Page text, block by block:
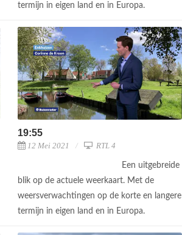
termijn in eigen land en in Europa.
19:55
12 Mei 2021 RTL 4
Een uitgebreide
blik op de actuele weerkaart. Met de
weersverwachtingen op de korte en langere
termijn in eigen land en in Europa.